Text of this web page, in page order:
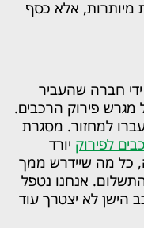
מיותרות, אלא כסף
חברה שהעביר
מגרש פירוק הרכבים.
למחזור. מסגרת
לפירוק יורד
כל מה שיידרש ממך
אנחנו נטפל
הישן לא יצטרך עוד